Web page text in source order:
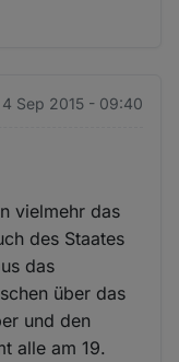
4 Sep 2015 - 09:40
vielmehr das
des Staates
das
über das
und den
alle am 19.